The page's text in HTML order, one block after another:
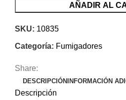
AÑADIR AL
SKU: 10835
Categoría: Fumigadores
Share:
DESCRIPCIÓN INFORMACIÓN
Descripción